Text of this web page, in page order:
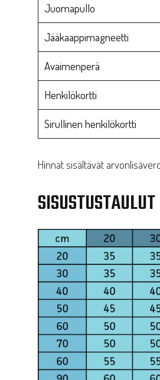
Juomapullo
Jääkaappimagneetti
Avaimenperä
Henkilökortti
Sirullinen henkilökortti
Hinnat sisältävät
SISUSTUSTAULUT